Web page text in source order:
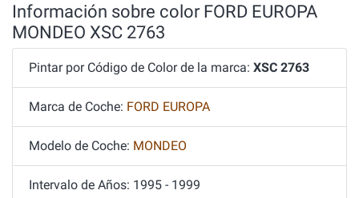
Información sobre color FORD EUROPA
MONDEO XSC 2763
Pintar por Código de Color de la marca: XSC 2763
Marca de Coche: FORD EUROPA
Modelo de Coche: MONDEO
Intervalo de Años: 1995 - 1999